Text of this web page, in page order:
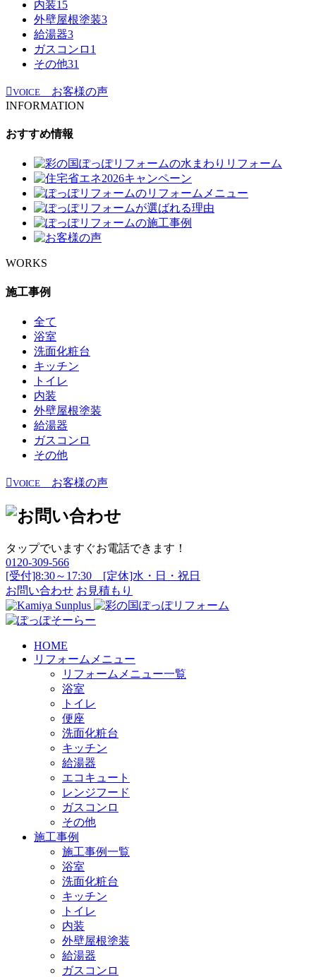
内装15
外壁屋根塗装3
給湯器3
ガスコンロ 1
その他31
VOICE
お客様の声
INFORMATION
おすすめ情報
WORKS
施工事例
全て
浴室
洗面化粧台
キッチン
トイレ
内装
外壁屋根塗装
給湯器
ガスコンロ
その他
VOICE お客様の声
タップでいますぐお電話できます！
0120-309-566
[受付]8:30～17:30 [定休]水・日・祝日
お問い合わせ お見積もり
HOME
リフォームメニュー
リフォームメニュー一覧
浴室
トイレ
便座
洗面化粧台
キッチン
給湯器
エコキュート
レンジフード
ガスコンロ
その他
施工事例
施工事例一覧
浴室
洗面化粧台
キッチン
トイレ
内装
外壁屋根塗装
給湯器
ガスコンロ